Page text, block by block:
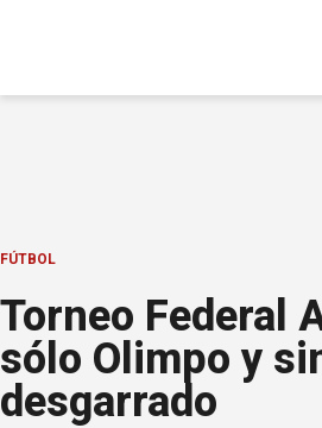
FÚTBOL
Torneo Federal
sólo Olimpo y
desgarrado